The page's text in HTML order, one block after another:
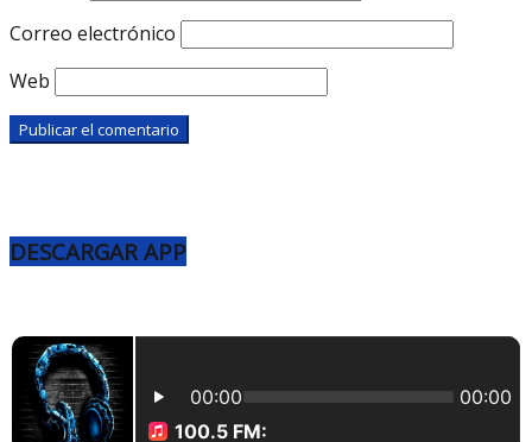
Correo electrónico
Web
DESCARGAR APP